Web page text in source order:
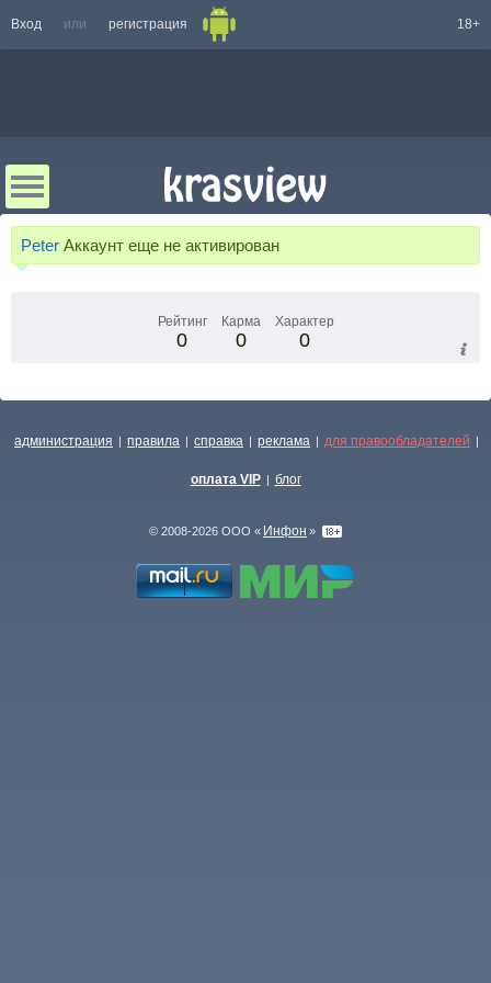
Вход или регистрация 18+
Peter Аккаунт еще не активирован
Рейтинг
0
Карма
0
Характер
0
администрация | правила | справка | реклама | для правообладателей |
оплата VIP | блог
© 2008-2026 ООО « Инфон »